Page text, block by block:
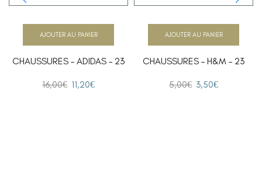
CHAUSSURES – ADIDAS – 23
16,00€ 11,20€
AJOUTER AU PANIER
CHAUSSURES – H&M – 23
5,00€ 3,50€
AJOUTER AU PANIER